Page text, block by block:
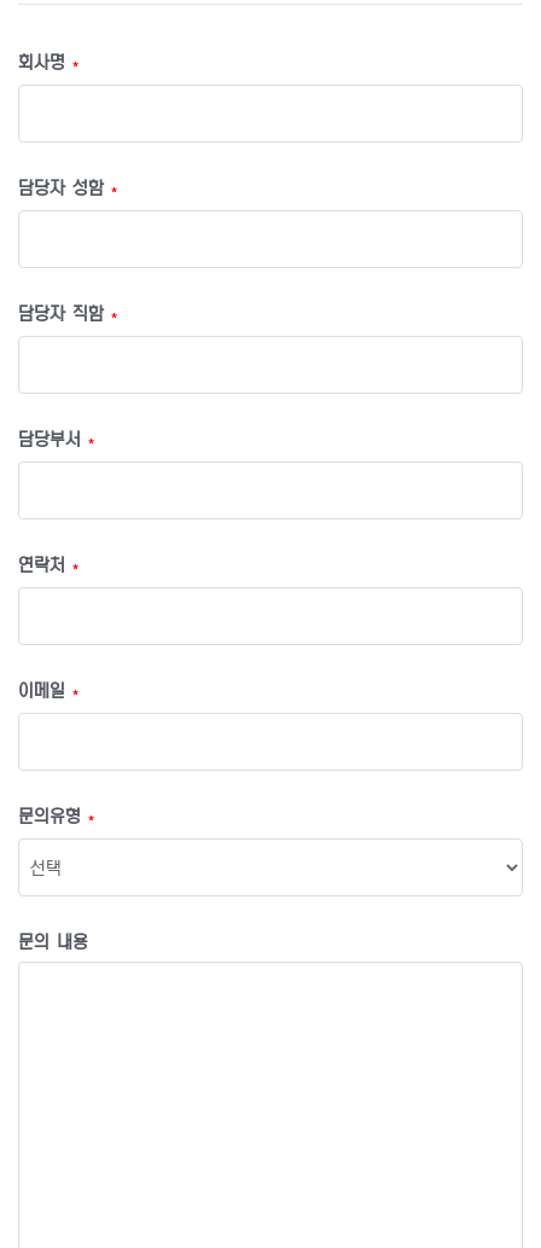
회사명 *
담당자 성함 *
담당자 직함 *
담당부서 *
연락처 *
이메일 *
문의유형 *
문의 내용